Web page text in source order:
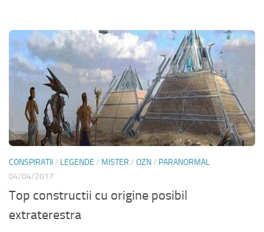
CONSPIRATII/ LEGENDE / MISTER / OZN/ PARANORMAL
04/04/2017
Top constructii cu origine posibil
extraterestra